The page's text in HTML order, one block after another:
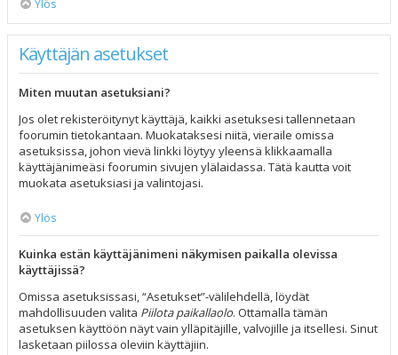
Ylös
Käyttäjän asetukset
Miten muutan asetuksiani?
Jos olet rekisteröitynyt käyttäjä, kaikki asetuksesi tallennetaan
foorumin tietokantaan. Muokataksesi niitä, vieraile omissa
asetuksissa, johon vievä linkki löytyy yleensä klikkaamalla
käyttäjänimeäsi foorumin sivujen ylälaidassa. Tätä kautta voit
muokata asetuksiasi ja valintojasi.
Ylös
Kuinka estän käyttäjänimeni näkymisen paikalla olevissa
käyttäjissä?
Omissa asetuksissasi, “Asetukset”-välilehdellä, löydät
mahdollisuuden valita Piilota paikallaolo. Ottamalla tämän
asetuksen käyttöön näyt vain ylläpitäjille, valvojille ja itsellesi. Sinut
lasketaan piilossa oleviin käyttäjiin.